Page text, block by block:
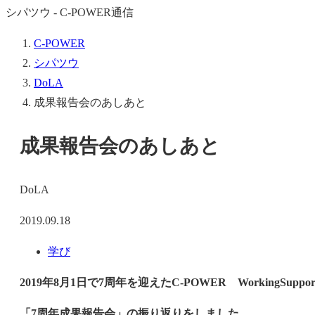
シパツウ - C-POWER通信
C-POWER
シパツウ
DoLA
成果報告会のあしあと
成果報告会のあしあと
DoLA
2019.09.18
学び
2019年8月1日で7周年を迎えたC-POWER